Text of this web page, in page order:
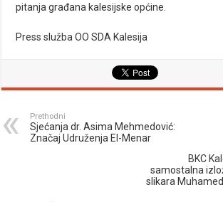
pitanja građana kalesijske općine.
Press služba OO SDA Kalesija
Prethodni
Sjećanja dr. Asima Mehmedović:
Značaj Udruženja El-Menar
BKC
samostalna
slikara